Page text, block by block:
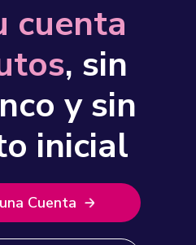
cuenta
, sin
y sin
inicial
Cuenta